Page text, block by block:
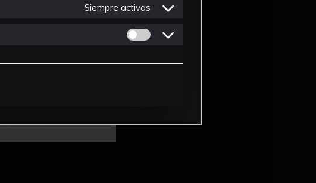
Siempre activas
Permitir cookies de Personalizacion